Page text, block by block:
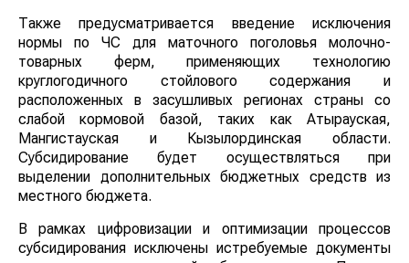
Также предусматривается введение исключения
нормы по ЧС для маточного поголовья молочно-
товарных ферм, применяющих технологию
круглогодичного стойлового содержания и
расположенных в засушливых регионах страны со
слабой кормовой базой, таких как Атырауская,
Мангистауская и Кызылординская области.
Субсидирование будет осуществляться при
выделении дополнительных бюджетных средств из
местного бюджета.
В рамках цифровизации и оптимизации процессов
субсидирования исключены истребуемые документы